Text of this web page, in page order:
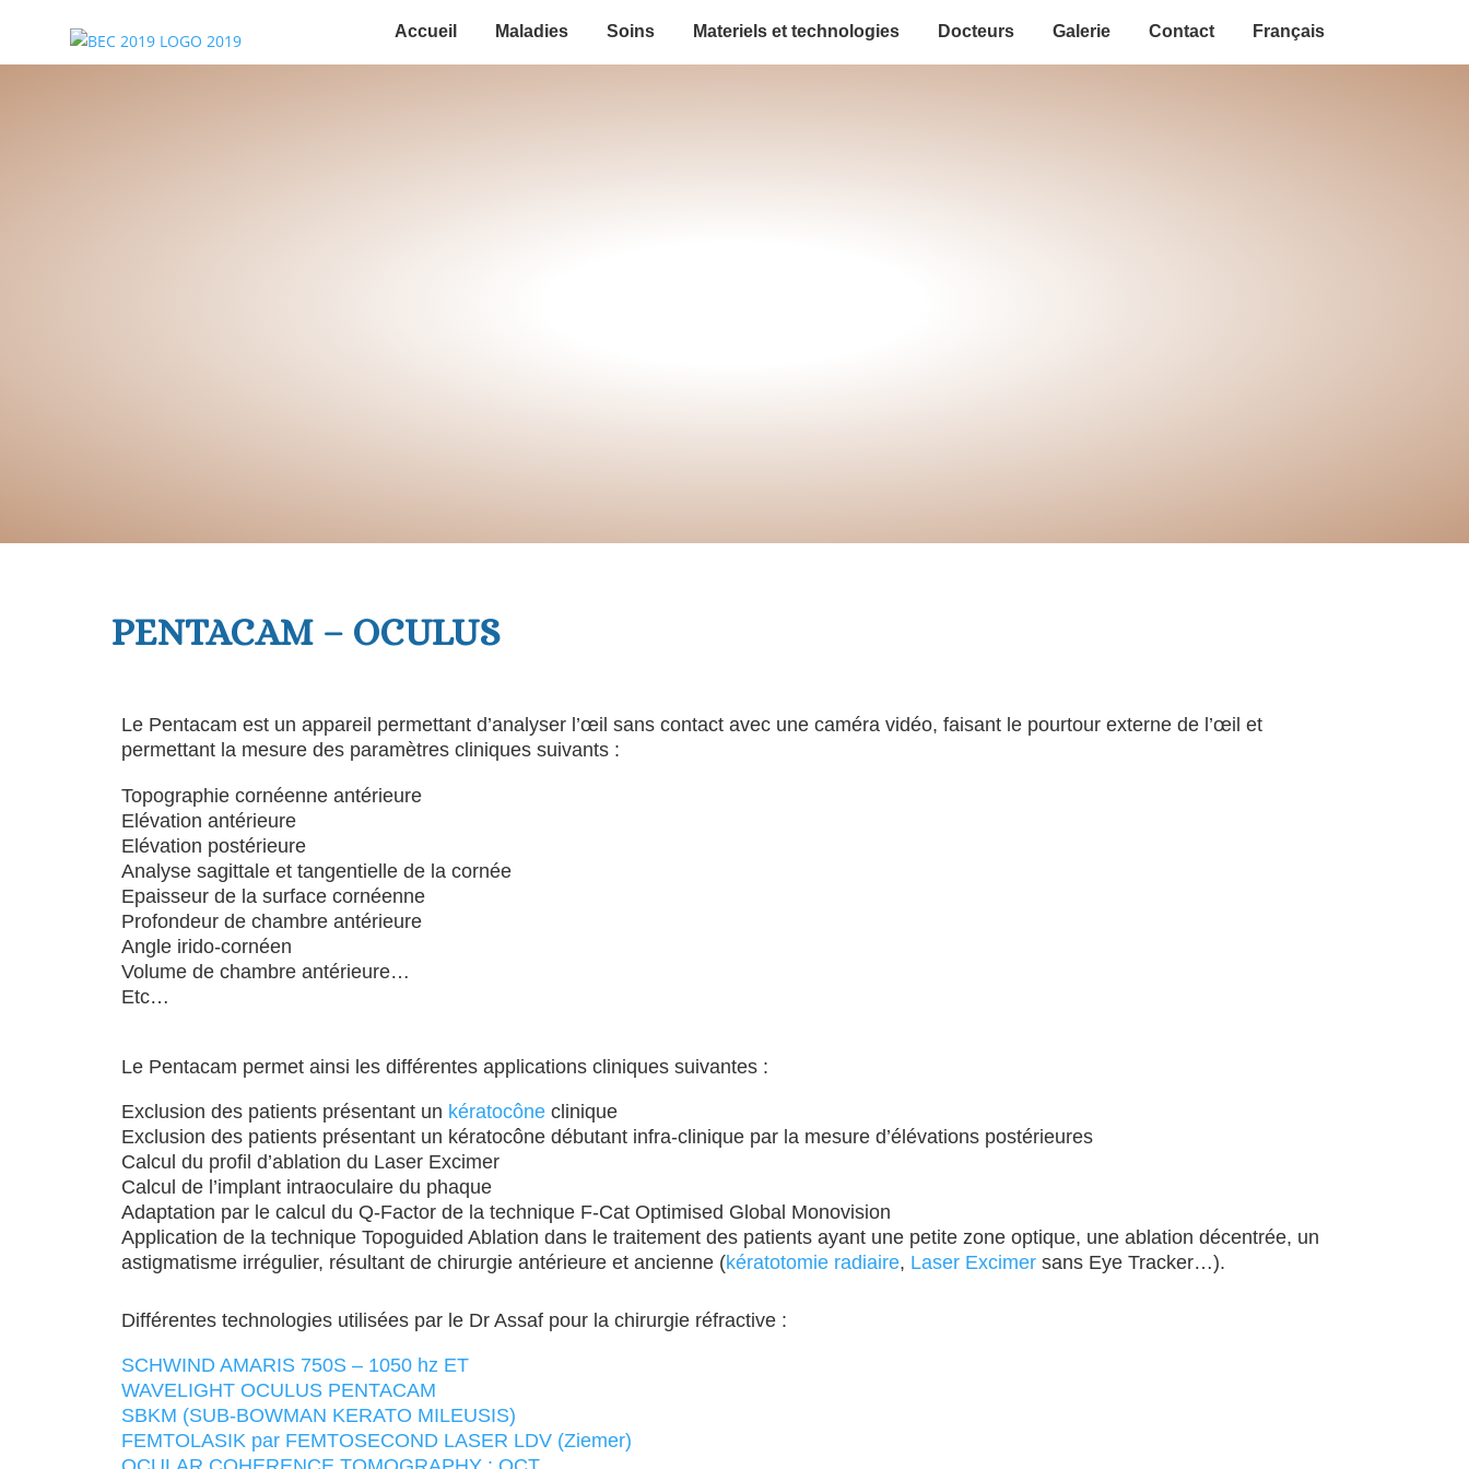
Accueil Maladies Soins Materiels et technologies Docteurs Galerie Contact Français
PENTACAM – OCULUS
Le Pentacam est un appareil permettant d’analyser l’œil sans contact avec une caméra vidéo, faisant le pourtour externe de l’œil et
permettant la mesure des paramètres cliniques suivants :
Topographie cornéenne antérieure
Elévation antérieure
Elévation postérieure
Analyse sagittale et tangentielle de la cornée
Epaisseur de la surface cornéenne
Profondeur de chambre antérieure
Angle irido-cornéen
Volume de chambre antérieure…
Etc…
Le Pentacam permet ainsi les différentes applications cliniques suivantes :
Exclusion des patients présentant un kératocône clinique
Exclusion des patients présentant un kératocône débutant infra-clinique par la mesure d’élévations postérieures
Calcul du profil d’ablation du Laser Excimer
Calcul de l’implant intraoculaire du phaque
Adaptation par le calcul du Q-Factor de la technique F-Cat Optimised Global Monovision
Application de la technique Topoguided Ablation dans le traitement des patients ayant une petite zone optique, une ablation décentrée, un
astigmatisme irrégulier, résultant de chirurgie antérieure et ancienne (kératotomie radiaire, Laser Excimer sans Eye Tracker…).
Différentes technologies utilisées par le Dr Assaf pour la chirurgie réfractive :
SCHWIND AMARIS 750S – 1050 hz ET
WAVELIGHT OCULUS PENTACAM
SBKM (SUB-BOWMAN KERATO MILEUSIS)
FEMTOLASIK par FEMTOSECOND LASER LDV (Ziemer)